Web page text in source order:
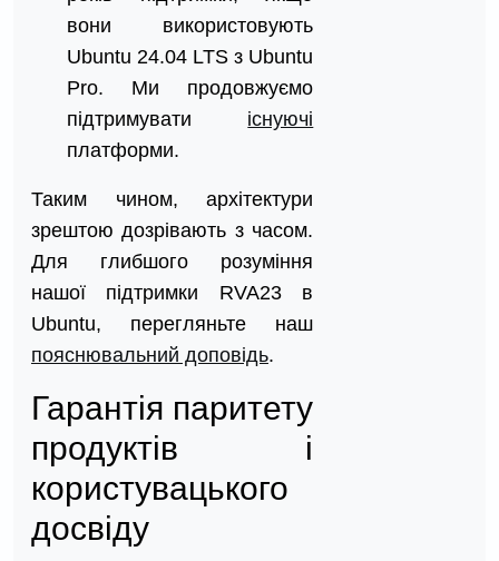
вони використовують
Ubuntu 24.04 LTS з Ubuntu
Pro. Ми продовжуємо
підтримувати існуючі
платформи.
Таким чином, архітектури
зрештою дозрівають з часом.
Для глибшого розуміння
нашої підтримки RVA23 в
Ubuntu, перегляньте наш
пояснювальний доповідь.
Гарантія паритету
продуктів і
користувацького
досвіду